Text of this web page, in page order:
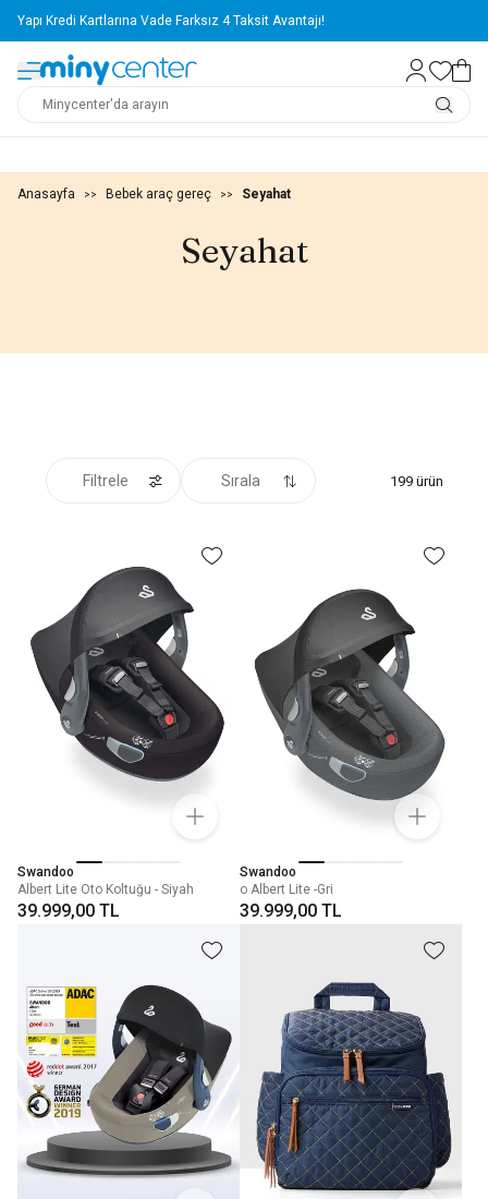
Yapı Kredi Kartlarına Vade Farksız 4 Taksit Avantajı!
Anasayfa >> Bebek araç gereç >> Seyahat
Seyahat
Filtrele Sırala 199 ürün
Swandoo
Albert Lite Oto Koltuğu - Siyah
39.999,00 TL
Swandoo
o Albert Lite -Gri
39.999,00 TL